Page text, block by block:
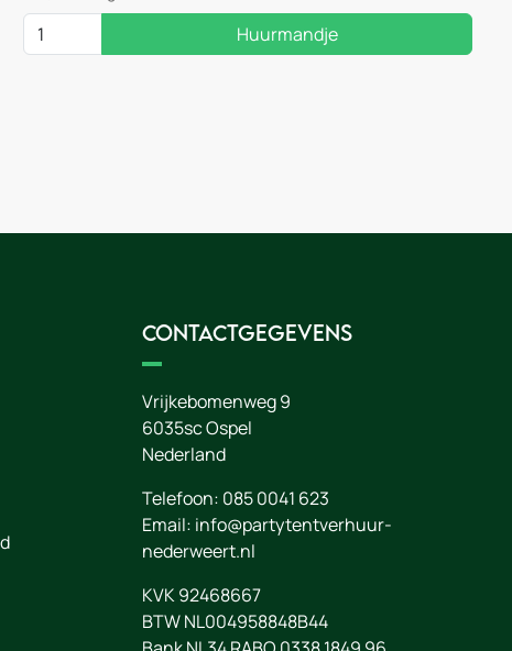
Huurmandje
Contactgegevens
Vrijkebomenweg 9
6035scOspel
Nederland
Telefoon: 085 0041 623
Email: info@partytentverhuur-
nederweert.nl
KVK 92468667
BTW NL004958848B44